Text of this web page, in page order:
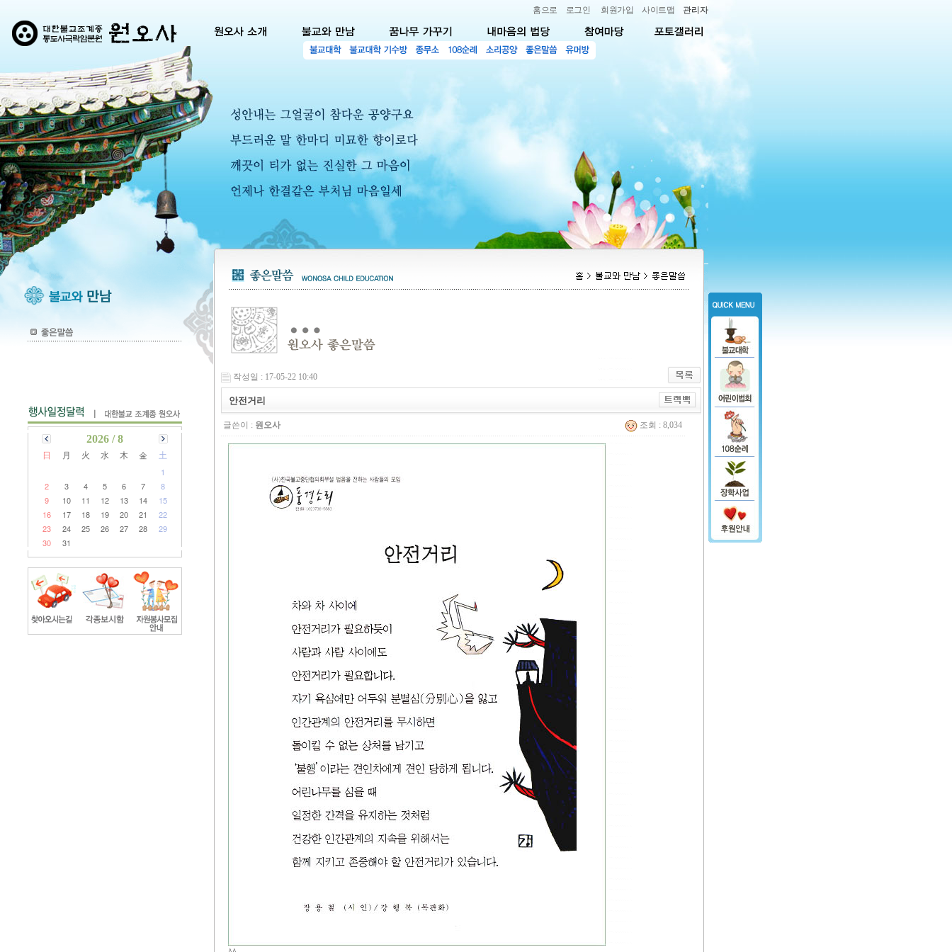
홈으로 로그인 회원가입 사이트맵 관리자
2026 / 8
日 月 火 水 木 金 土
1
2
3 4 5 6 7
8
9
10 11 12 13 14
15
16
17 18 19 20 21
22
23
24 25 26 27 28
29
30
31
작성일 : 17-05-22 10:40
안전거리
글쓴이 : 원오사 조회 : 8,034